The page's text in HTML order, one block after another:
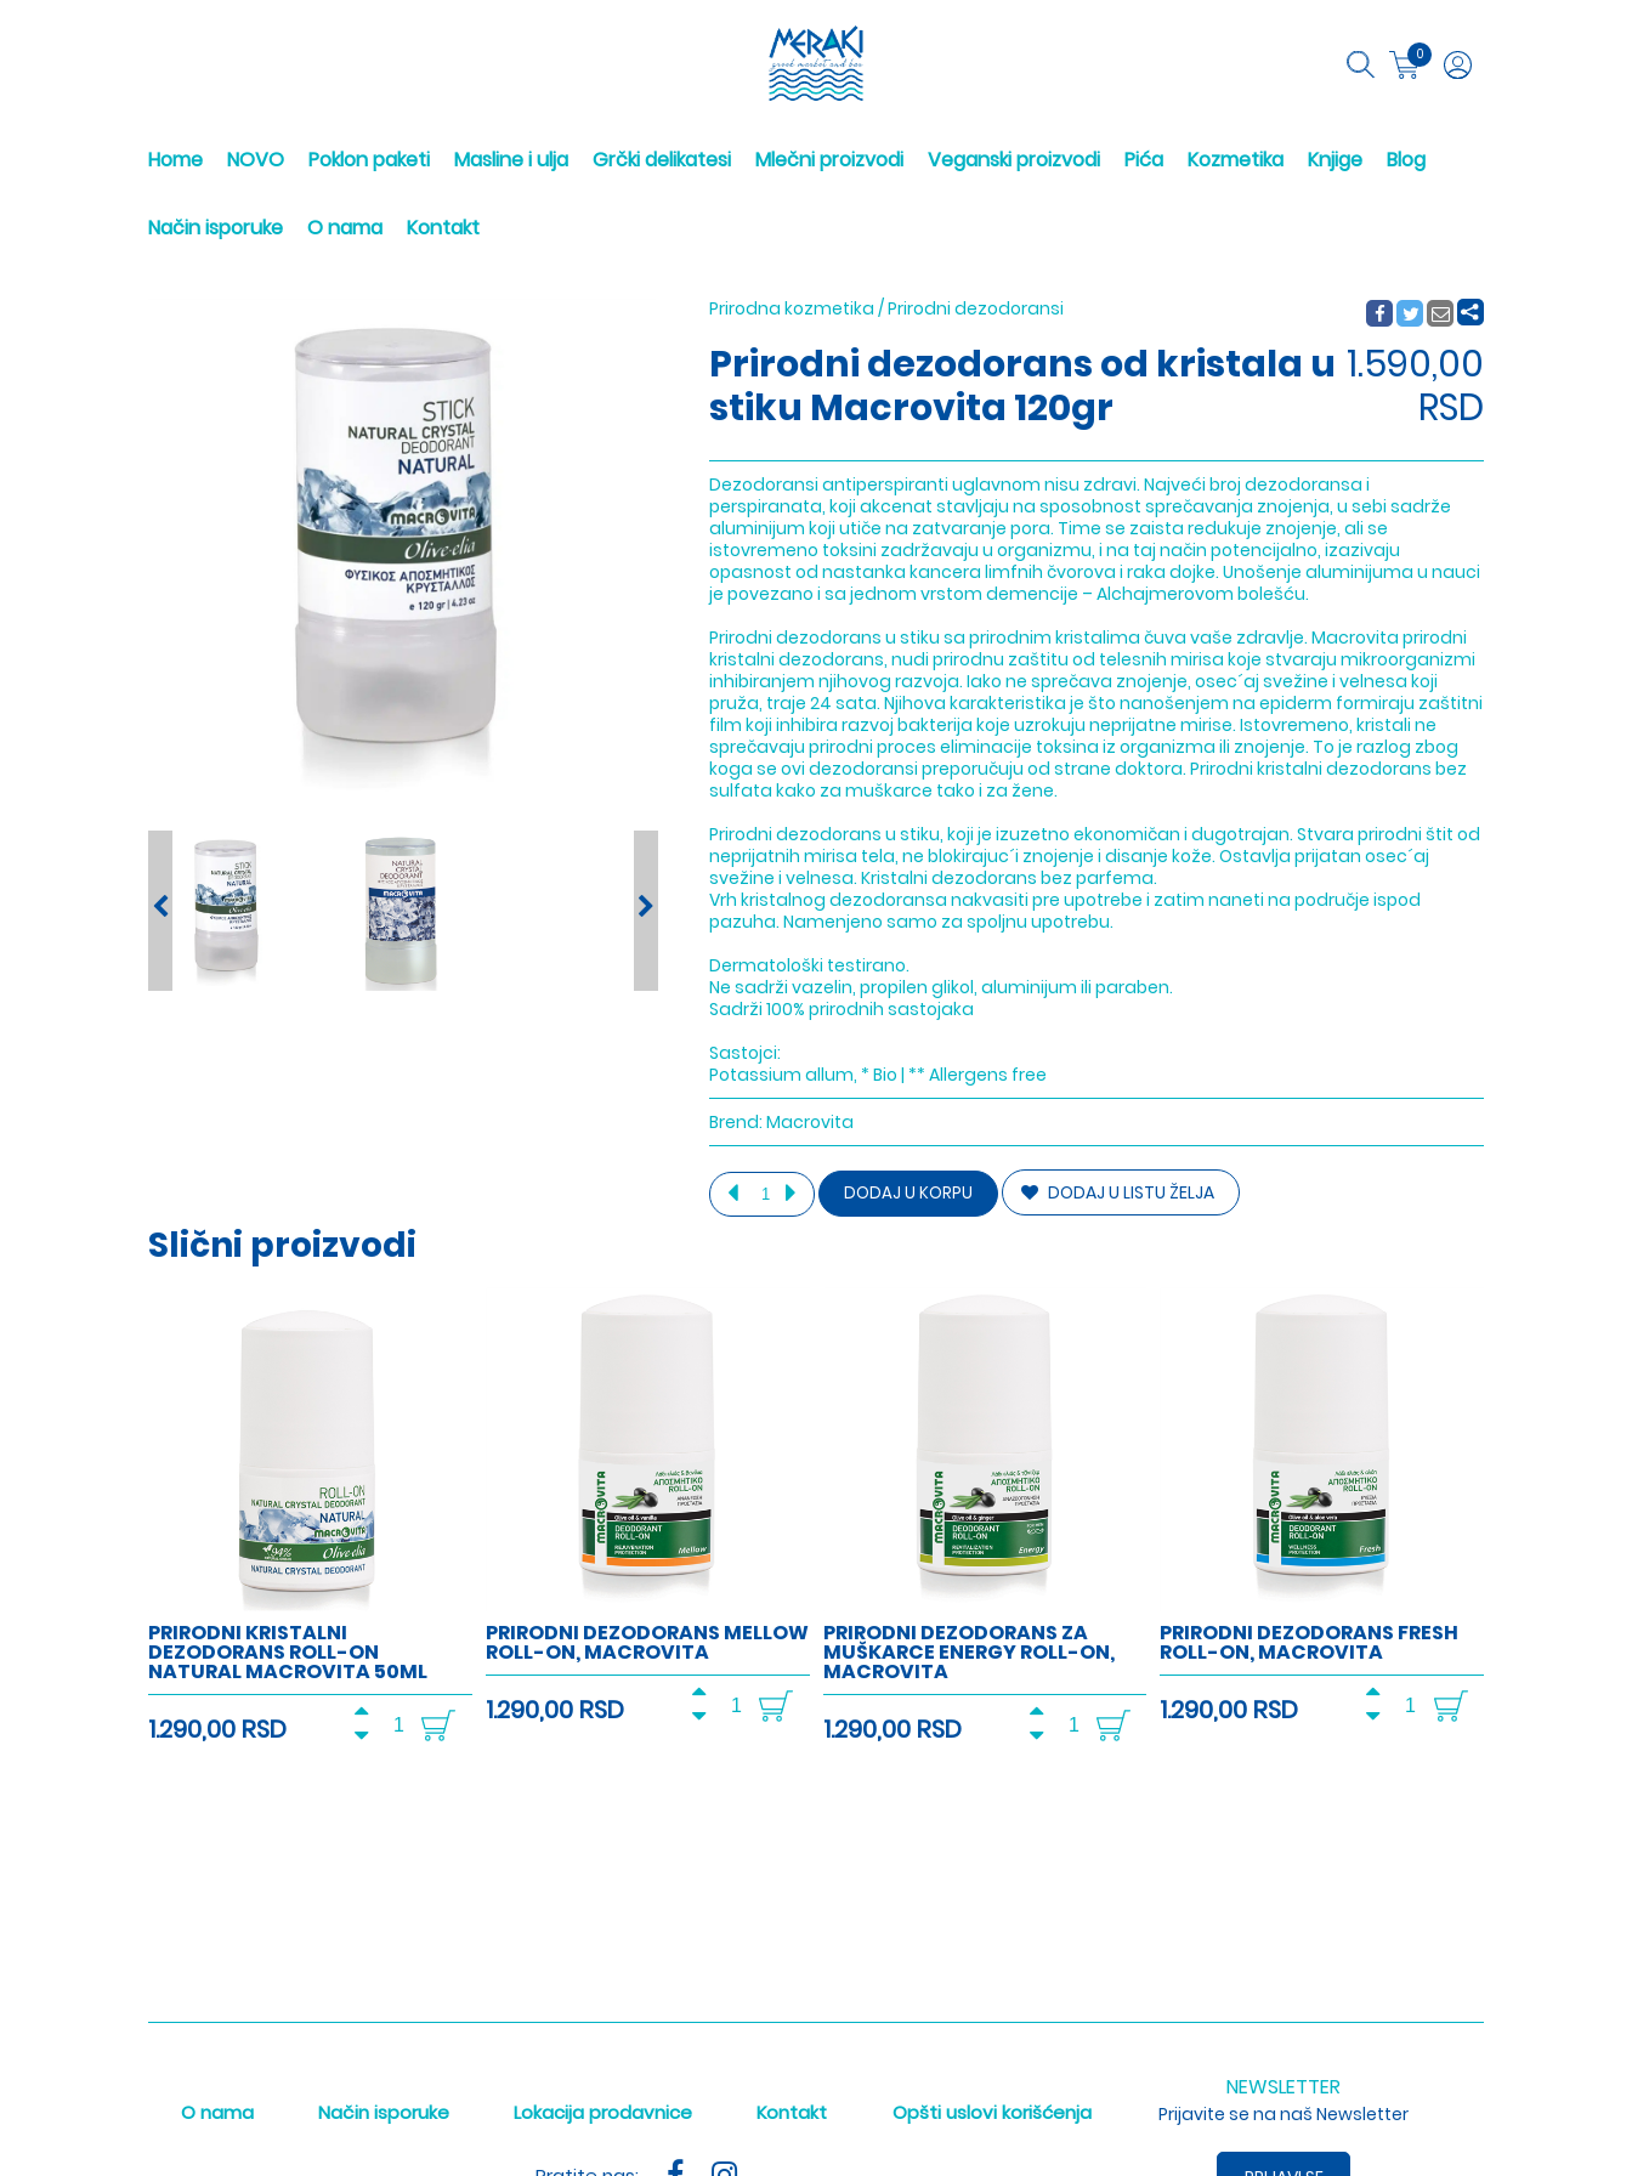
0
Home NOVO Poklon paketi Masline i ulja Grčki delikatesi Mlečni proizvodi Veganski proizvodi Pića Kozmetika Knjige Blog
Način isporuke O nama Kontakt
Prirodna kozmetika /Prirodni dezodoransi
Prirodni dezodorans od kristala u
stiku Macrovita 120gr
1.590,00
RSD
Dezodoransi antiperspiranti uglavnom nisu zdravi. Najveći broj dezodoransa i
perspiranata, koji akcenat stavljaju na sposobnost sprečavanja znojenja, u sebi sadrže
aluminijum koji utiče na zatvaranje pora. Time se zaista redukuje znojenje, ali se
istovremeno toksini zadržavaju u organizmu, i na taj način potencijalno, izazivaju
opasnost od nastanka kancera limfnih čvorova i raka dojke. Unošenje aluminijuma u nauci
je povezano i sa jednom vrstom demencije – Alchajmerovom bolešću.
Prirodni dezodorans u stiku sa prirodnim kristalima čuva vaše zdravlje. Macrovita prirodni
kristalni dezodorans, nudi prirodnu zaštitu od telesnih mirisa koje stvaraju mikroorganizmi
inhibiranjem njihovog razvoja. Iako ne sprečava znojenje, osec´aj svežine i velnesa koji
pruža, traje 24 sata. Njihova karakteristika je što nanošenjem na epiderm formiraju zaštitni
film koji inhibira razvoj bakterija koje uzrokuju neprijatne mirise. Istovremeno, kristali ne
sprečavaju prirodni proces eliminacije toksina iz organizma ili znojenje. To je razlog zbog
koga se ovi dezodoransi preporučuju od strane doktora. Prirodni kristalni dezodorans bez
sulfata kako za muškarce tako i za žene.
Prirodni dezodorans u stiku, koji je izuzetno ekonomičan i dugotrajan. Stvara prirodni štit od
neprijatnih mirisa tela, ne blokirajuc´i znojenje i disanje kože. Ostavlja prijatan osec´aj
svežine i velnesa. Kristalni dezodorans bez parfema.
Vrh kristalnog dezodoransa nakvasiti pre upotrebe i zatim naneti na područje ispod
pazuha. Namenjeno samo za spoljnu upotrebu.
Dermatološki testirano.
Ne sadrži vazelin, propilen glikol, aluminijum ili paraben.
Sadrži 100% prirodnih sastojaka
Sastojci:
Potassium allum, * Bio | ** Allergens free
Brend: Macrovita
DODAJ U KORPU DODAJ U LISTU ŽELJA
Slični proizvodi
PRIRODNI KRISTALNI
DEZODORANS ROLL-ON
NATURAL MACROVITA 50ML
1.290,00 RSD
PRIRODNI DEZODORANS MELLOW
ROLL-ON, MACROVITA
1.290,00 RSD
PRIRODNI DEZODORANS ZA
MUŠKARCE ENERGY ROLL-ON,
MACROVITA
1.290,00 RSD
PRIRODNI DEZODORANS FRESH
ROLL-ON, MACROVITA
1.290,00 RSD
O nama Način isporuke Lokacija prodavnice Kontakt Opšti uslovi korišćenja
NEWSLETTER
Prijavite se na naš Newsletter